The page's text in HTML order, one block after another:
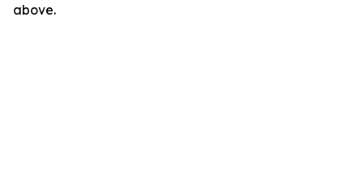
above.